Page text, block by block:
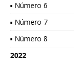
▪ Número 6
▪ Número 7
▪ Número 8
2022